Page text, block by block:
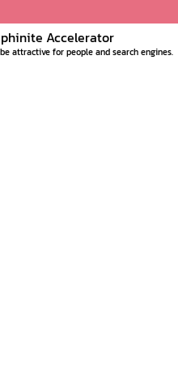
Accelerator
attractive for people and search engines.